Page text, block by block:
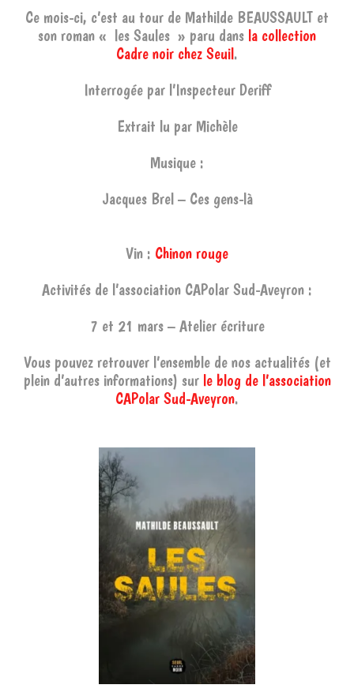
Ce mois-ci, c’est au tour de Mathilde BEAUSSAULT et
son roman « les Saules » paru dans la collection
Cadre noir chez Seuil.
Interrogée par l’Inspecteur Deriff
Extrait lu par Michèle
Musique :
Jacques Brel – Ces gens-là
Vin : Chinon rouge
Activités de l’association CAPolar Sud-Aveyron :
7 et 21 mars – Atelier écriture
Vous pouvez retrouver l’ensemble de nos actualités (et
plein d’autres informations) sur le blog de l’association
CAPolar Sud-Aveyron.